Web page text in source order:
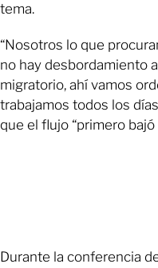
tema.
“Nosotros lo que
no hay desbordamiento
migratorio, ahí vamos
trabajamos todos los
que el flujo “primero
Durante la conferencia